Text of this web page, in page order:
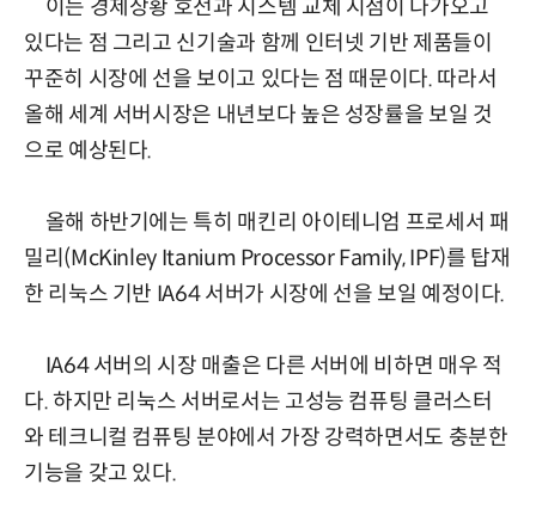
이는 경제상황 호전과 시스템 교체 시점이 다가오고
있다는 점 그리고 신기술과 함께 인터넷 기반 제품들이
꾸준히 시장에 선을 보이고 있다는 점 때문이다. 따라서
올해 세계 서버시장은 내년보다 높은 성장률을 보일 것
으로 예상된다.
올해 하반기에는 특히 매킨리 아이테니엄 프로세서 패
밀리(McKinley Itanium Processor Family, IPF)를 탑재
한 리눅스 기반 IA64 서버가 시장에 선을 보일 예정이다.
IA64 서버의 시장 매출은 다른 서버에 비하면 매우 적
다. 하지만 리눅스 서버로서는 고성능 컴퓨팅 클러스터
와 테크니컬 컴퓨팅 분야에서 가장 강력하면서도 충분한
기능을 갖고 있다.